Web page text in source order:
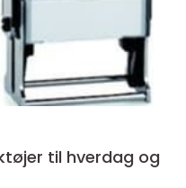
til hverdag og